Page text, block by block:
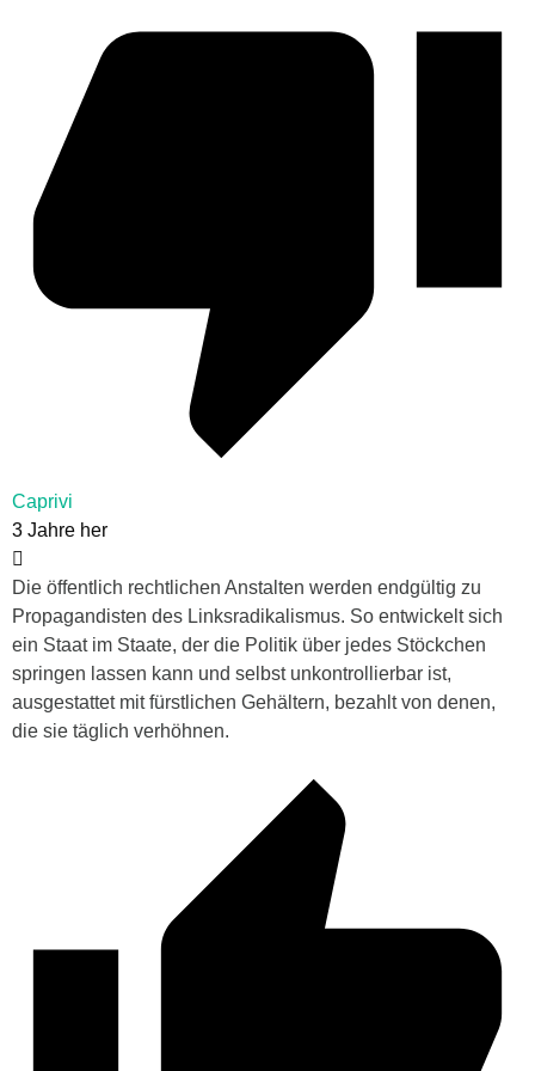
Caprivi
3 Jahre her
Die öffentlich rechtlichen Anstalten werden endgültig zu
Propagandisten des Linksradikalismus. So entwickelt sich
ein Staat im Staate, der die Politik über jedes Stöckchen
springen lassen kann und selbst unkontrollierbar ist,
ausgestattet mit fürstlichen Gehältern, bezahlt von denen,
die sie täglich verhöhnen.